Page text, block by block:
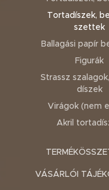
Tortadíszek,
szettek
Ballagási papír
Figurák
Strassz
díszek
Virágok (nem
Akril
VÁSÁRLÓI